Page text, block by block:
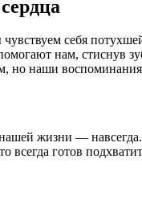
себя
нам, стиснув
но наши
жизни —
готов